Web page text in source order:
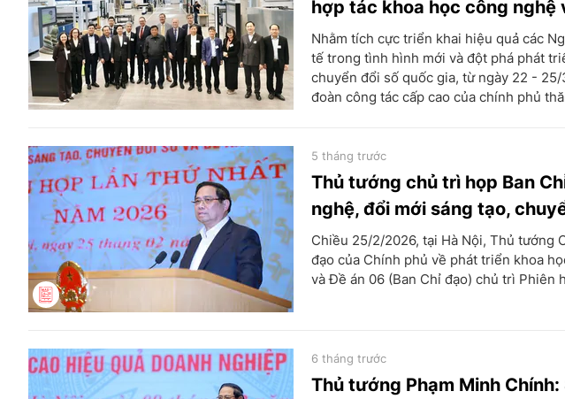
hợp tác khoa học công nghệ
Nhằm tích cực triển khai hiệu quả các
tế trong tình hình mới và đột phá phát
chuyển đổi số quốc gia, từ ngày 22 -
đoàn công tác cấp cao của chính phủ
Thủ tướng chủ trì họp Ban
nghệ, đổi mới sáng tạo,
5 tháng trước
Chiều 25/2/2026, tại Hà Nội, Thủ tướng
đạo của Chính phủ về phát triển khoa
và Đề án 06 (Ban Chỉ đạo) chủ trì Phiên
Thủ tướng Phạm Minh
6 tháng trước